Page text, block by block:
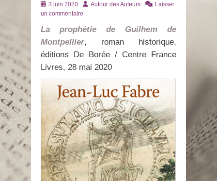
Posté
le
3 juin 2020 AuteurAutour des Auteurs
Laisser
un commentaire
La prophétie de Guilhem de
Montpellier, roman historique,
éditions De Borée / Centre France
Livres, 28 mai 2020